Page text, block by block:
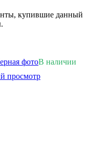
купившие данный
В наличии
просмотр